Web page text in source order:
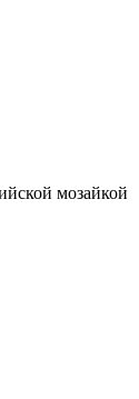
мозайкой